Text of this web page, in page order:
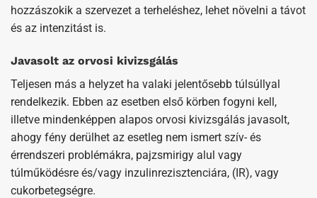
hozzászokik a szervezet a terheléshez, lehet növelni a távot
és az intenzitást is.
Javasolt az orvosi kivizsgálás
Teljesen más a helyzet ha valaki jelentősebb túlsúllyal
rendelkezik. Ebben az esetben első körben fogyni kell,
illetve mindenképpen alapos orvosi kivizsgálás javasolt,
ahogy fény derülhet az esetleg nem ismert szív- és
érrendszeri problémákra, pajzsmirigy alul vagy
túlműködésre és/vagy inzulinrezisztenciára, (IR), vagy
cukorbetegségre.